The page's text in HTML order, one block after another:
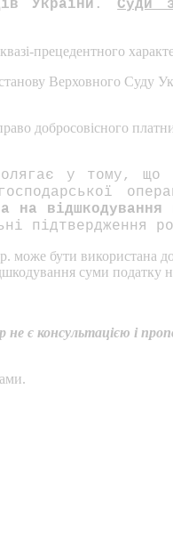
України . Суди
прецедентного
Верховного Суду
добросовісного
у тому, що
на відшкодування
підтвердження
бути використана
суми податку
є консультацією і